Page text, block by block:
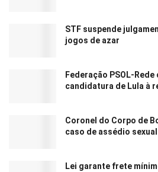
STF suspende
jogos de azar
Federação PSOL-
candidatura de Lula à
Coronel do Corpo de
caso de assédio sexual
Lei garante frete